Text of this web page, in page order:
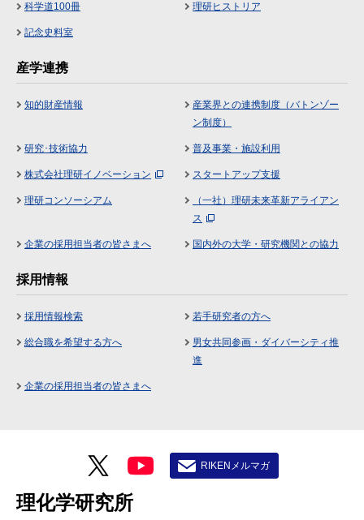
科学道100冊 理研ヒストリア
記念史料室
産学連携
知的財産情報
産業界との連携制度（バトンゾー
ン制度）
研究･技術協力 普及事業・施設利用
株式会社理研イノベーション スタートアップ支援
理研コンソーシアム
（一社）理研未来革新アライアン
ス
企業の採用担当者の皆さまへ 国内外の大学・研究機関との協力
採用情報
採用情報検索 若手研究者の方へ
総合職を希望する方へ
男女共同参画・ダイバーシティ推
進
企業の採用担当者の皆さまへ
理化学研究所
RIKENメルマガ